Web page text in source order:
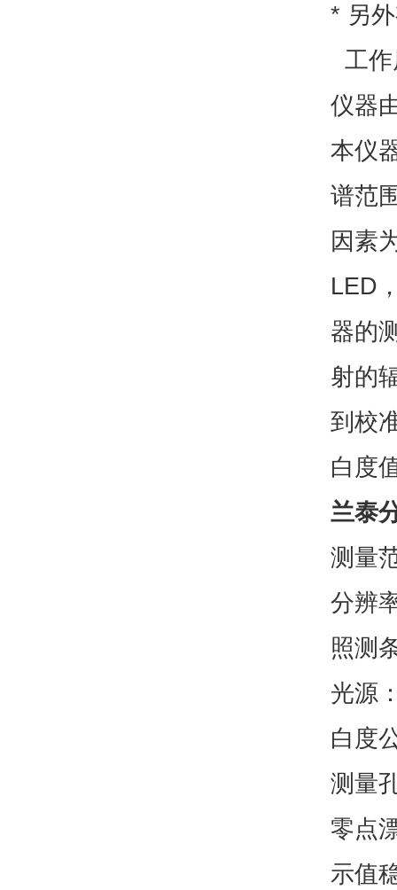
* 另
工
仪器
本仪
谱范
因素
LED
器的
射的
到校
白度
兰泰
测量
分辨
照测
光源
白度
测量
零点
示值